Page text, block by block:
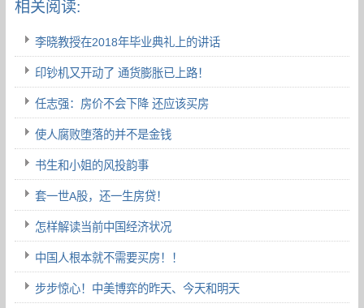
相关阅读:
李晓教授在2018年毕业典礼上的讲话
印钞机又开动了 通货膨胀已上路！
任志强：房价不会下降 还应该买房
使人腐败堕落的并不是金钱
书生和小姐的风投韵事
套一世A股，还一生房贷！
怎样解读当前中国经济状况
中国人根本就不需要买房！！
步步惊心！中美博弈的昨天、今天和明天